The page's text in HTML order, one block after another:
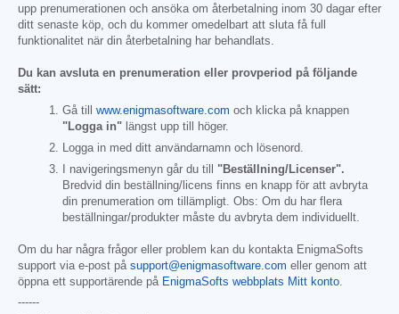
upp prenumerationen och ansöka om återbetalning inom 30 dagar efter
ditt senaste köp, och du kommer omedelbart att sluta få full
funktionalitet när din återbetalning har behandlats.
Du kan avsluta en prenumeration eller provperiod på följande
sätt:
Gå till www.enigmasoftware.com och klicka på knappen
"Logga in" längst upp till höger.
Logga in med ditt användarnamn och lösenord.
I navigeringsmenyn går du till "Beställning/Licenser".
Bredvid din beställning/licens finns en knapp för att avbryta
din prenumeration om tillämpligt. Obs: Om du har flera
beställningar/produkter måste du avbryta dem individuellt.
Om du har några frågor eller problem kan du kontakta EnigmaSofts
support via e-post på support@enigmasoftware.com eller genom att
öppna ett supportärende på EnigmaSofts webbplats Mitt konto.
------